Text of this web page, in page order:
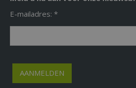
E-mailadres: *